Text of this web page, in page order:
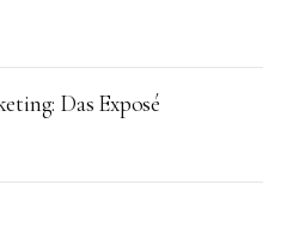
Das Exposé